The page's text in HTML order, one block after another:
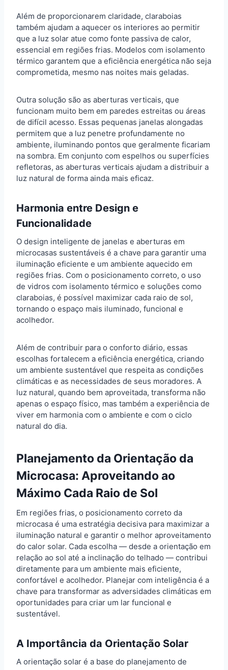
Além de proporcionarem claridade, claraboias
também ajudam a aquecer os interiores ao permitir
que a luz solar atue como fonte passiva de calor,
essencial em regiões frias. Modelos com isolamento
térmico garantem que a eficiência energética não seja
comprometida, mesmo nas noites mais geladas.
Outra solução são as aberturas verticais, que
funcionam muito bem em paredes estreitas ou áreas
de difícil acesso. Essas pequenas janelas alongadas
permitem que a luz penetre profundamente no
ambiente, iluminando pontos que geralmente ficariam
na sombra. Em conjunto com espelhos ou superfícies
refletoras, as aberturas verticais ajudam a distribuir a
luz natural de forma ainda mais eficaz.
Harmonia entre Design e
Funcionalidade
O design inteligente de janelas e aberturas em
microcasas sustentáveis é a chave para garantir uma
iluminação eficiente e um ambiente aquecido em
regiões frias. Com o posicionamento correto, o uso
de vidros com isolamento térmico e soluções como
claraboias, é possível maximizar cada raio de sol,
tornando o espaço mais iluminado, funcional e
acolhedor.
Além de contribuir para o conforto diário, essas
escolhas fortalecem a eficiência energética, criando
um ambiente sustentável que respeita as condições
climáticas e as necessidades de seus moradores. A
luz natural, quando bem aproveitada, transforma não
apenas o espaço físico, mas também a experiência de
viver em harmonia com o ambiente e com o ciclo
natural do dia.
Planejamento da Orientação da
Microcasa: Aproveitando ao
Máximo Cada Raio de Sol
Em regiões frias, o posicionamento correto da
microcasa é uma estratégia decisiva para maximizar a
iluminação natural e garantir o melhor aproveitamento
do calor solar. Cada escolha — desde a orientação em
relação ao sol até a inclinação do telhado — contribui
diretamente para um ambiente mais eficiente,
confortável e acolhedor. Planejar com inteligência é a
chave para transformar as adversidades climáticas em
oportunidades para criar um lar funcional e
sustentável.
A Importância da Orientação Solar
A orientação solar é a base do planejamento de